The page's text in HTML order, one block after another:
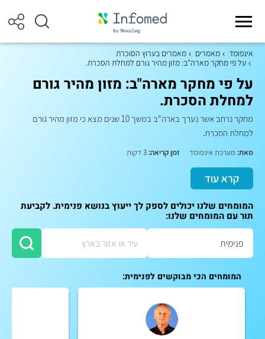
אינפומד מאמרים
מאמרים בערוץ הסוכרת
על פי מחקר מארה"ב: מזון מהיר גורם למחלת הסכרת.
על פי מחקר מארה"ב: מזון מהיר גורם
למחלת הסכרת.
מחקר נרחב אשר נערך בארה"ב במשך 10 שנים מצא כי מזון מהיר גורם
למחלת הסכרת.
מאת: מערכת אינפומד זמן קריאה:
קרא עוד
המומחים שלנו יכולים לספק לך ייעוץ בנושא פנימית. לקביעת
תור עם המומחים שלנו:
המומחים הכי מבוקשים לפנימית: